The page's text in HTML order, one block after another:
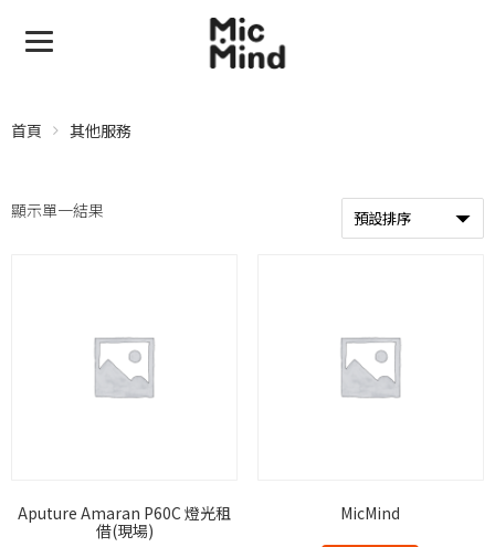
首頁 其他服務
顯示單一結果
Aputure Amaran P60C 燈光租
借(現場)
MicMind